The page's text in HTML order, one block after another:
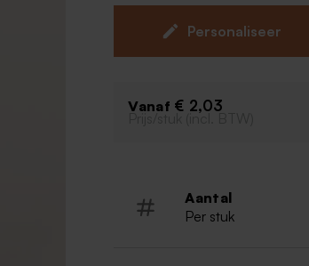
originele snoepzakje is
van je kleine spruit, waardoor
familie en vrienden!
Personaliseer
Vanaf € 2,03
Prijs/stuk (incl. BTW)
Aantal
Per stuk